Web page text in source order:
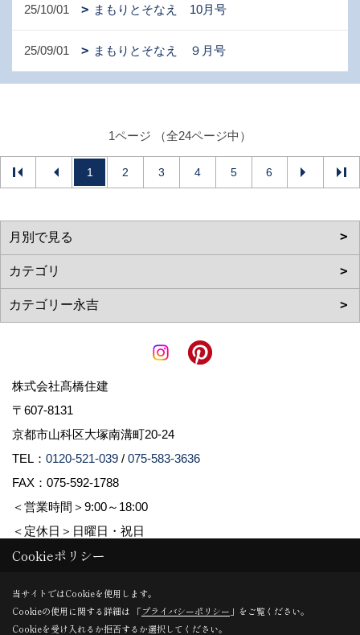
25/10/01 まもりとそなえ 10月号
25/09/01 まもりとそなえ ９月号
1ページ （全24ページ中）
1 2 3 4 5 6
株式会社髙橋住建
〒607-8131
京都市山科区大塚南溝町20-24
TEL： 0120-521-039 / 075-583-3636
FAX：075-592-1788
＜営業時間＞9:00～18:00
＜定休日＞日曜日・祝日
Copyright (c) 株式会社髙橋住建. All Rights Reserved.
Produced byゴデスクリエイト
Cookieポリシー
当サイトではCookieを使用します。
Cookieの使用に関する詳細は 「プライバシーポリシー 」をご覧ください。
Cookieを受け入れるか拒否するか選択してください。